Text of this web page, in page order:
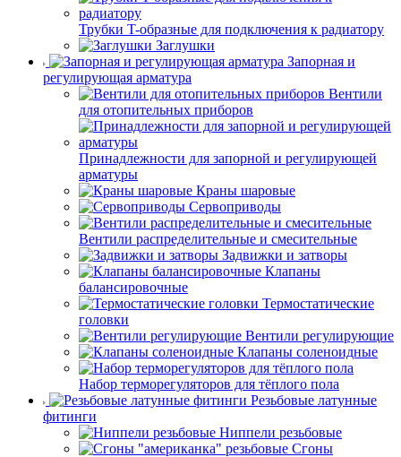
Трубки T-образные для подключения к радиатору
Заглушки
Запорная и
регулирующая арматура
Вентили
для отопительных приборов
Принадлежности для запорной и регулирующей
арматуры
Краны шаровые
Сервоприводы
Вентили распределительные и смесительные
Задвижки и затворы
Клапаны
балансировочные
Термостатические
головки
Вентили регулирующие
Клапаны соленоидные
Набор терморегуляторов для тёплого пола
Резьбовые латунные
фитинги
Ниппели резьбовые
Сгоны